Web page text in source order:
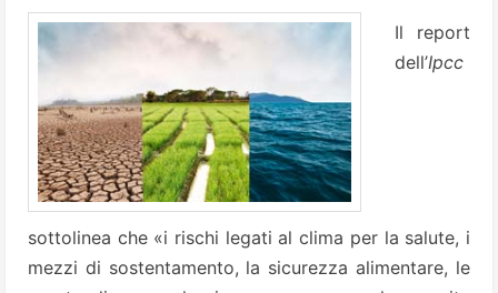
Il report
dell’Ipcc
sottolinea che «i rischi legati al clima per la salute, i
mezzi di sostentamento, la sicurezza alimentare, le